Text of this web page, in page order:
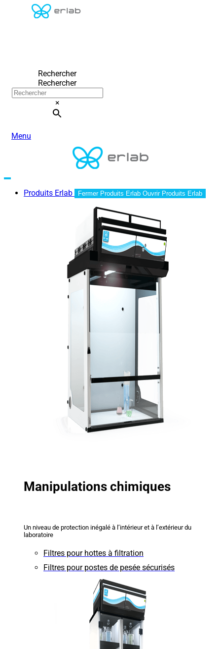
Rechercher
Rechercher
×
Menu
Produits Erlab Fermer Produits Erlab Ouvrir Produits Erlab
Manipulations chimiques
Un niveau de protection inégalé à l’intérieur et à l’extérieur du
laboratoire
Filtres pour hottes à filtration
Filtres pour postes de pesée sécurisés